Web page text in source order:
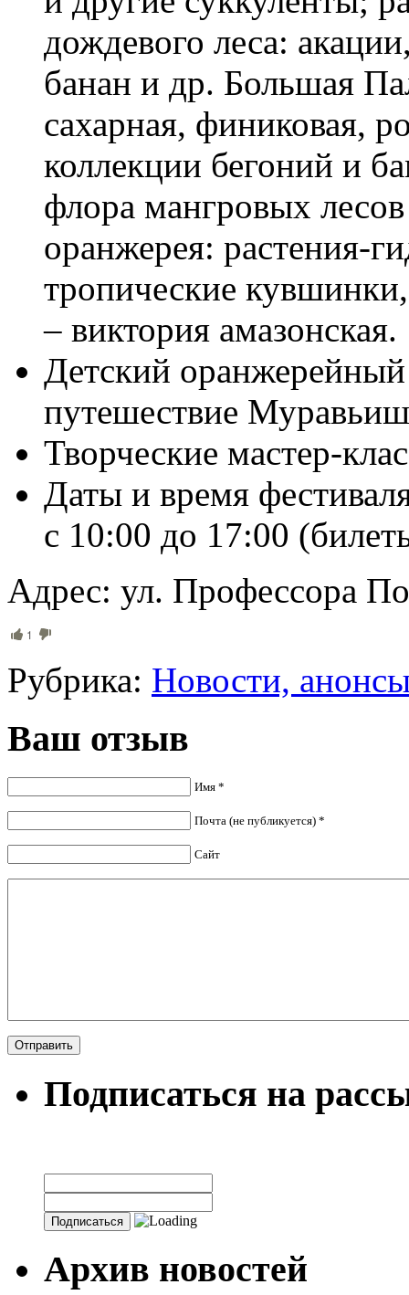
дождевого леса:
банан и др. Большая
сахарная, финиковая,
коллекции бегоний и
флора мангровых
оранжерея: растения-
тропические
‒ виктория амазонская.
Детский
путешествие
Творческие мастер-
Даты и время
с 10:00 до 17:00
Адрес: ул. Профессора
1
Рубрика: Новости,
Ваш отзыв
Имя *
Почта (не публикуется) *
Сайт
Подписаться на
Архив новостей